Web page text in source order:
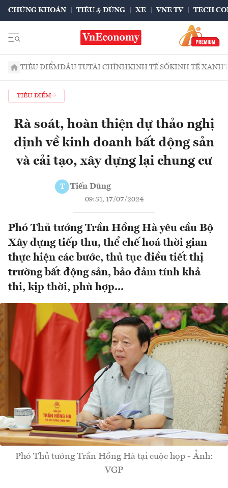
CHỨNG KHOÁN TIÊU & DÙNG XE VNE TV TECH
TIÊU ĐIỂMĐẦU TƯTÀI CHÍNHKINH TẾ SỐKINH TẾ XANH
TIÊU ĐIỂM
Rà soát, hoàn thiện dự thảo nghị
định về kinh doanh bất động sản
và cải tạo, xây dựng lại chung cư
T Tiến Dũng
09:31, 17/07/2024
Phó Thủ tướng Trần Hồng Hà yêu cầu Bộ
Xây dựng tiếp thu, thể chế hoá thời gian
thực hiện các bước, thủ tục điều tiết thị
trường bất động sản, bảo đảm tính khả
thi, kịp thời, phù hợp...
Phó Thủ tướng Trần Hồng Hà tại cuộc họp - Ảnh:
VGP